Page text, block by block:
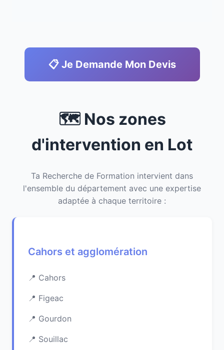
📋 Je Demande Mon Devis
🗺️ Nos zones
d'intervention en Lot
Ta Recherche de Formation intervient dans
l'ensemble du département avec une expertise
adaptée à chaque territoire :
Cahors et agglomération
Cahors
Figeac
Gourdon
Souillac